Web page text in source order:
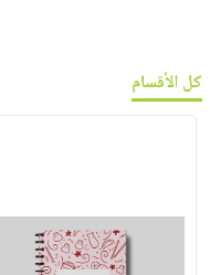
كل الأقسام